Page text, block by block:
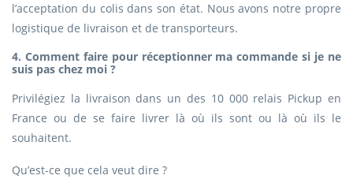
l’acceptation du colis dans son état. Nous avons notre propre
logistique de livraison et de transporteurs.
4. Comment faire pour réceptionner ma commande si je ne
suis pas chez moi ?
Privilégiez la livraison dans un des 10 000 relais Pickup en
France ou de se faire livrer là où ils sont ou là où ils le
souhaitent.
Qu’est-ce que cela veut dire ?